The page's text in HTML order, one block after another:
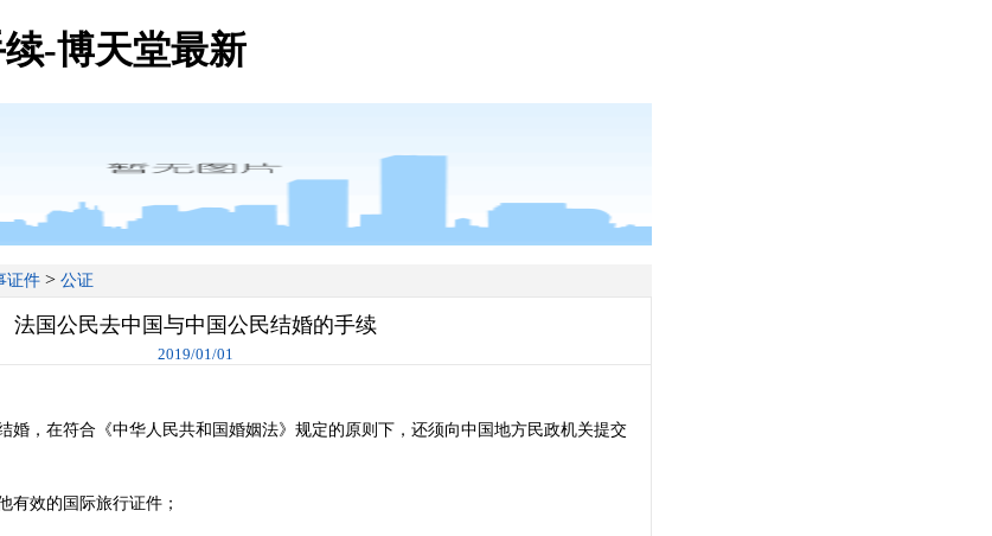
-博天堂最新
证件 > 公证
法国公民去中国与中国公民结婚的手续
2019/01/01
，在符合《中华人民共和国婚姻法》规定的原则下，还须向中国地方民政机关提交
效的国际旅行证件；